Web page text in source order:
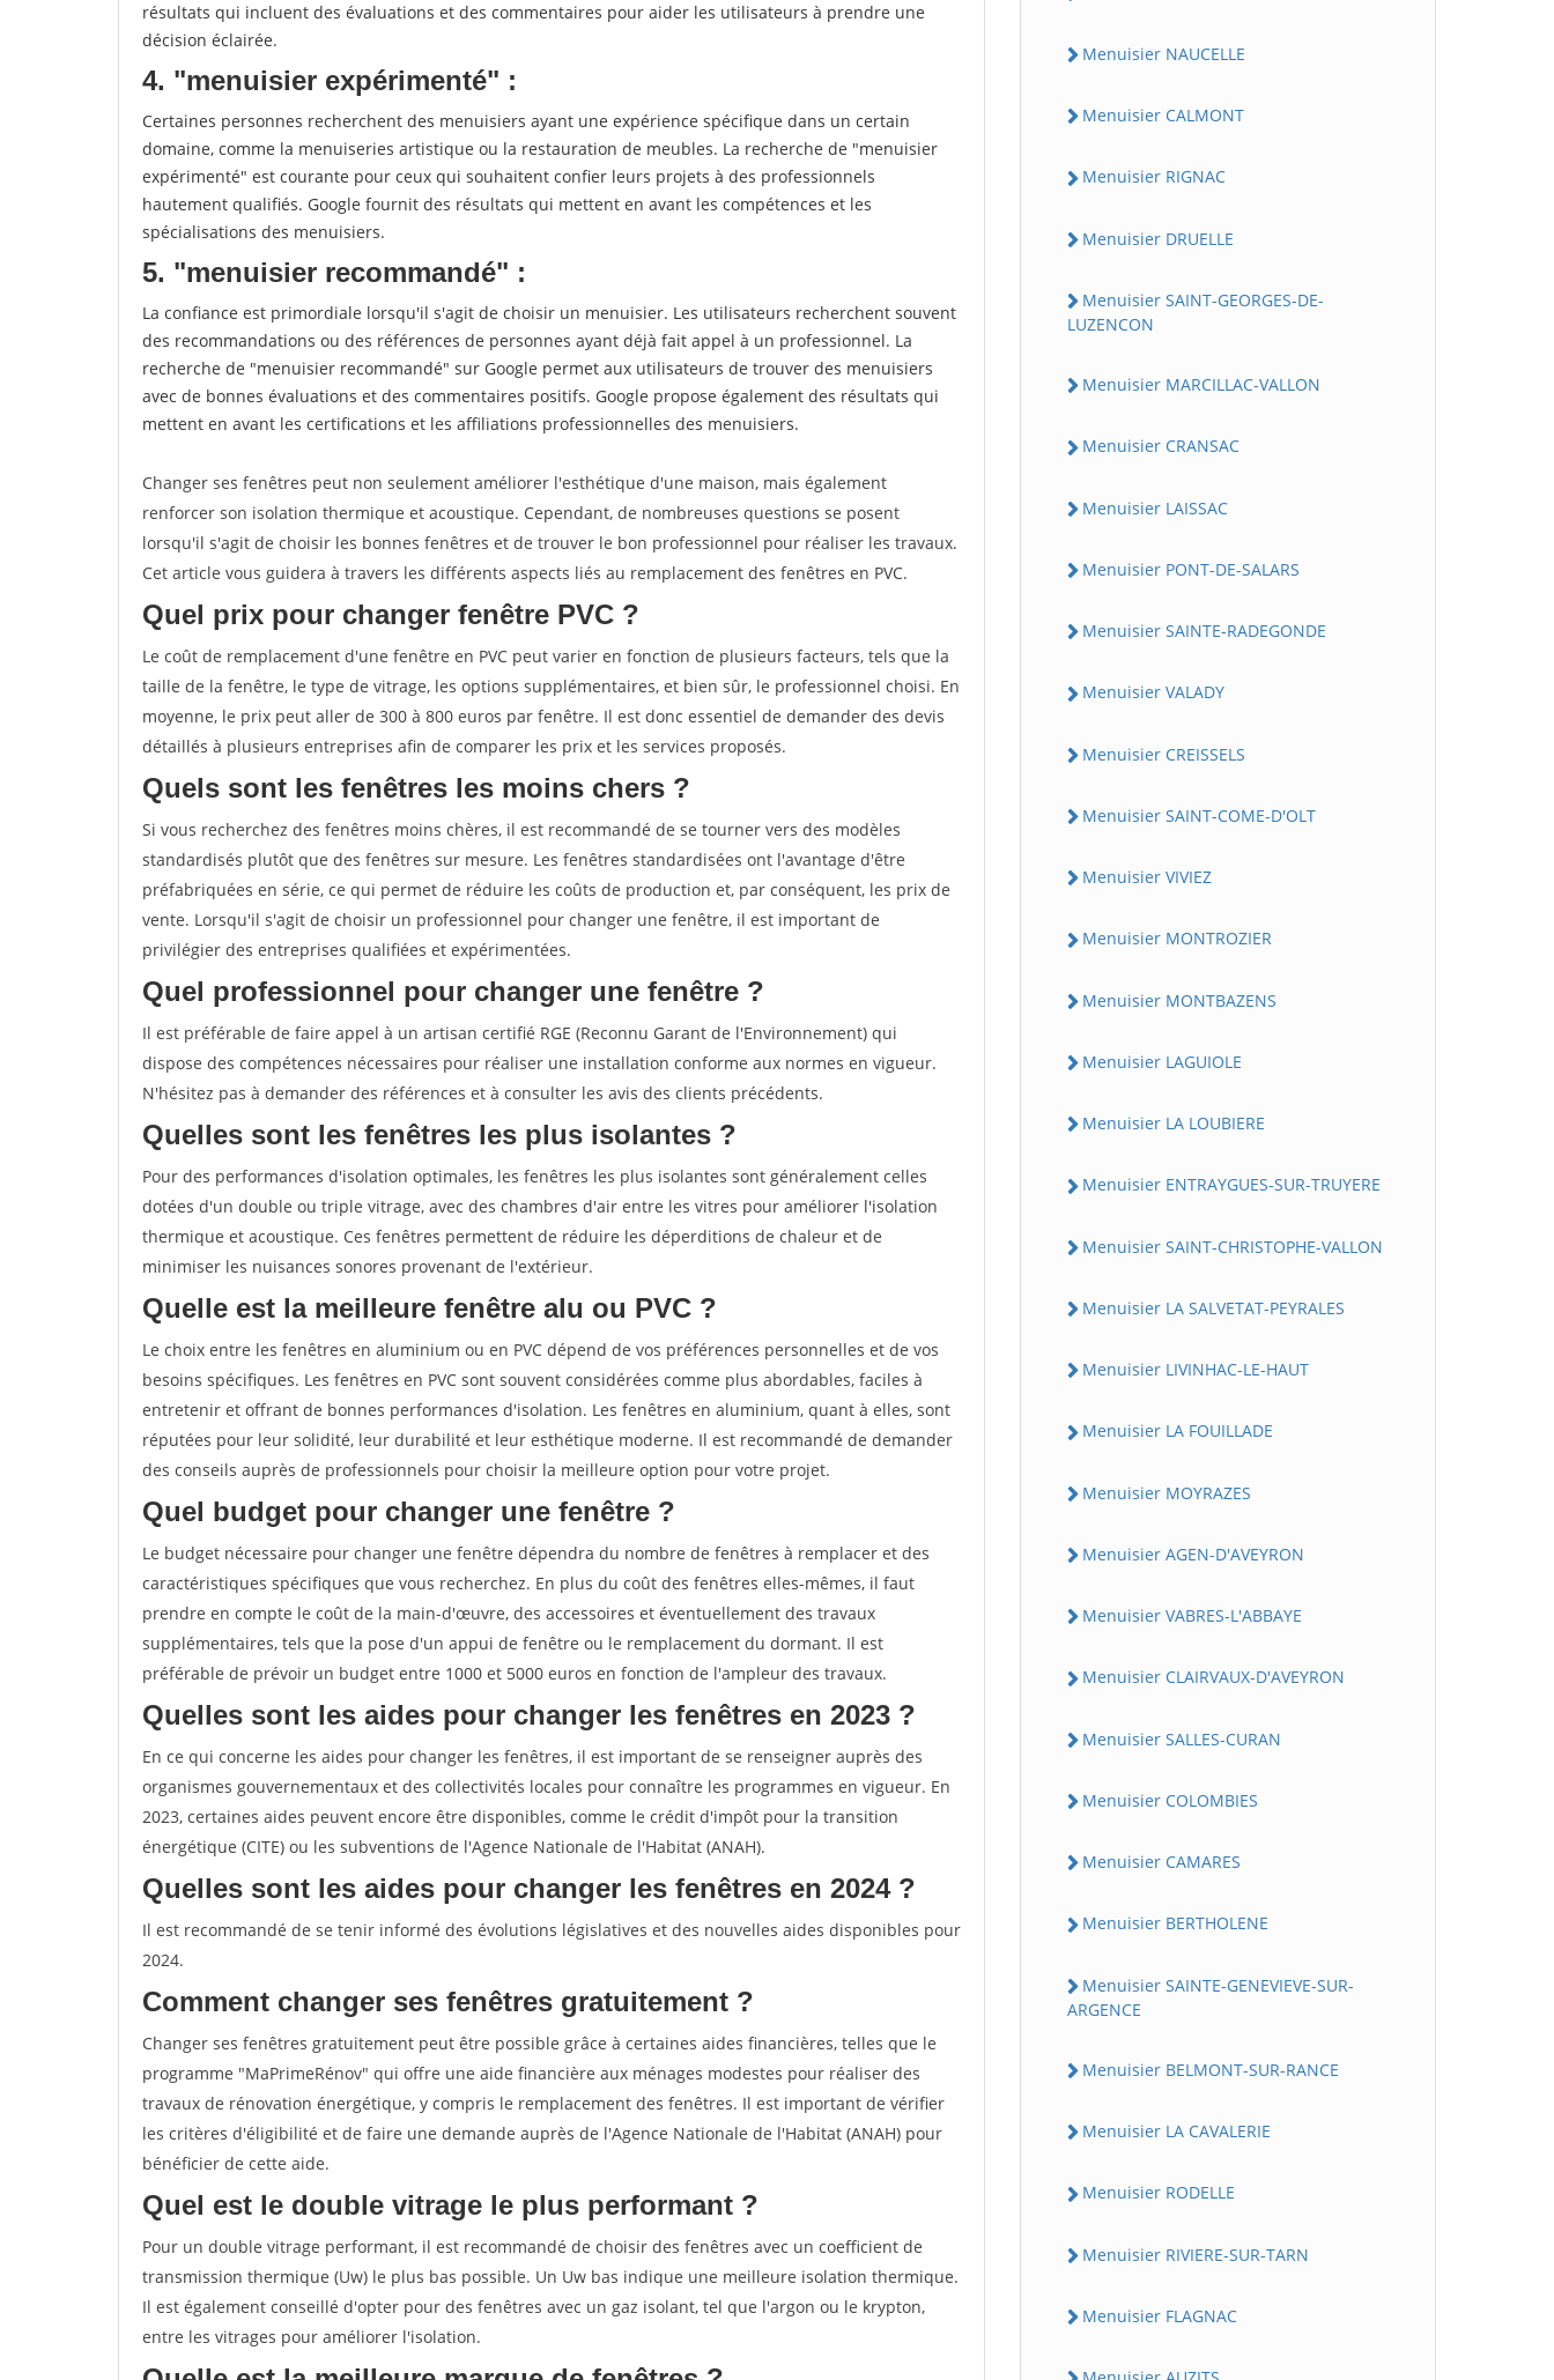
résultats qui incluent des évaluations et des commentaires pour aider les utilisateurs à prendre une
décision éclairée.
4. "menuisier expérimenté" :
Certaines personnes recherchent des menuisiers ayant une expérience spécifique dans un certain
domaine, comme la menuiseries artistique ou la restauration de meubles. La recherche de "menuisier
expérimenté" est courante pour ceux qui souhaitent confier leurs projets à des professionnels
hautement qualifiés. Google fournit des résultats qui mettent en avant les compétences et les
spécialisations des menuisiers.
5. "menuisier recommandé" :
La confiance est primordiale lorsqu'il s'agit de choisir un menuisier. Les utilisateurs recherchent souvent
des recommandations ou des références de personnes ayant déjà fait appel à un professionnel. La
recherche de "menuisier recommandé" sur Google permet aux utilisateurs de trouver des menuisiers
avec de bonnes évaluations et des commentaires positifs. Google propose également des résultats qui
mettent en avant les certifications et les affiliations professionnelles des menuisiers.
Changer ses fenêtres peut non seulement améliorer l'esthétique d'une maison, mais également
renforcer son isolation thermique et acoustique. Cependant, de nombreuses questions se posent
lorsqu'il s'agit de choisir les bonnes fenêtres et de trouver le bon professionnel pour réaliser les travaux.
Cet article vous guidera à travers les différents aspects liés au remplacement des fenêtres en PVC.
Quel prix pour changer fenêtre PVC ?
Le coût de remplacement d'une fenêtre en PVC peut varier en fonction de plusieurs facteurs, tels que la
taille de la fenêtre, le type de vitrage, les options supplémentaires, et bien sûr, le professionnel choisi. En
moyenne, le prix peut aller de 300 à 800 euros par fenêtre. Il est donc essentiel de demander des devis
détaillés à plusieurs entreprises afin de comparer les prix et les services proposés.
Quels sont les fenêtres les moins chers ?
Si vous recherchez des fenêtres moins chères, il est recommandé de se tourner vers des modèles
standardisés plutôt que des fenêtres sur mesure. Les fenêtres standardisées ont l'avantage d'être
préfabriquées en série, ce qui permet de réduire les coûts de production et, par conséquent, les prix de
vente. Lorsqu'il s'agit de choisir un professionnel pour changer une fenêtre, il est important de
privilégier des entreprises qualifiées et expérimentées.
Quel professionnel pour changer une fenêtre ?
Il est préférable de faire appel à un artisan certifié RGE (Reconnu Garant de l'Environnement) qui
dispose des compétences nécessaires pour réaliser une installation conforme aux normes en vigueur.
N'hésitez pas à demander des références et à consulter les avis des clients précédents.
Quelles sont les fenêtres les plus isolantes ?
Pour des performances d'isolation optimales, les fenêtres les plus isolantes sont généralement celles
dotées d'un double ou triple vitrage, avec des chambres d'air entre les vitres pour améliorer l'isolation
thermique et acoustique. Ces fenêtres permettent de réduire les déperditions de chaleur et de
minimiser les nuisances sonores provenant de l'extérieur.
Quelle est la meilleure fenêtre alu ou PVC ?
Le choix entre les fenêtres en aluminium ou en PVC dépend de vos préférences personnelles et de vos
besoins spécifiques. Les fenêtres en PVC sont souvent considérées comme plus abordables, faciles à
entretenir et offrant de bonnes performances d'isolation. Les fenêtres en aluminium, quant à elles, sont
réputées pour leur solidité, leur durabilité et leur esthétique moderne. Il est recommandé de demander
des conseils auprès de professionnels pour choisir la meilleure option pour votre projet.
Quel budget pour changer une fenêtre ?
Le budget nécessaire pour changer une fenêtre dépendra du nombre de fenêtres à remplacer et des
caractéristiques spécifiques que vous recherchez. En plus du coût des fenêtres elles-mêmes, il faut
prendre en compte le coût de la main-d'œuvre, des accessoires et éventuellement des travaux
supplémentaires, tels que la pose d'un appui de fenêtre ou le remplacement du dormant. Il est
préférable de prévoir un budget entre 1000 et 5000 euros en fonction de l'ampleur des travaux.
Quelles sont les aides pour changer les fenêtres en 2023 ?
En ce qui concerne les aides pour changer les fenêtres, il est important de se renseigner auprès des
organismes gouvernementaux et des collectivités locales pour connaître les programmes en vigueur. En
2023, certaines aides peuvent encore être disponibles, comme le crédit d'impôt pour la transition
énergétique (CITE) ou les subventions de l'Agence Nationale de l'Habitat (ANAH).
Quelles sont les aides pour changer les fenêtres en 2024 ?
Il est recommandé de se tenir informé des évolutions législatives et des nouvelles aides disponibles pour
2024.
Comment changer ses fenêtres gratuitement ?
Changer ses fenêtres gratuitement peut être possible grâce à certaines aides financières, telles que le
programme "MaPrimeRénov" qui offre une aide financière aux ménages modestes pour réaliser des
travaux de rénovation énergétique, y compris le remplacement des fenêtres. Il est important de vérifier
les critères d'éligibilité et de faire une demande auprès de l'Agence Nationale de l'Habitat (ANAH) pour
bénéficier de cette aide.
Quel est le double vitrage le plus performant ?
Pour un double vitrage performant, il est recommandé de choisir des fenêtres avec un coefficient de
transmission thermique (Uw) le plus bas possible. Un Uw bas indique une meilleure isolation thermique.
Il est également conseillé d'opter pour des fenêtres avec un gaz isolant, tel que l'argon ou le krypton,
entre les vitrages pour améliorer l'isolation.
Menuisier NAUCELLE
Menuisier CALMONT
Menuisier RIGNAC
Menuisier DRUELLE
Menuisier SAINT-GEORGES-DE-
LUZENCON
Menuisier MARCILLAC-VALLON
Menuisier CRANSAC
Menuisier LAISSAC
Menuisier PONT-DE-SALARS
Menuisier SAINTE-RADEGONDE
Menuisier VALADY
Menuisier CREISSELS
Menuisier SAINT-COME-D'OLT
Menuisier VIVIEZ
Menuisier MONTROZIER
Menuisier MONTBAZENS
Menuisier LAGUIOLE
Menuisier LA LOUBIERE
Menuisier ENTRAYGUES-SUR-TRUYERE
Menuisier SAINT-CHRISTOPHE-VALLON
Menuisier LA SALVETAT-PEYRALES
Menuisier LIVINHAC-LE-HAUT
Menuisier LA FOUILLADE
Menuisier MOYRAZES
Menuisier AGEN-D'AVEYRON
Menuisier VABRES-L'ABBAYE
Menuisier CLAIRVAUX-D'AVEYRON
Menuisier SALLES-CURAN
Menuisier COLOMBIES
Menuisier CAMARES
Menuisier BERTHOLENE
Menuisier SAINTE-GENEVIEVE-SUR-
ARGENCE
Menuisier BELMONT-SUR-RANCE
Menuisier LA CAVALERIE
Menuisier RODELLE
Menuisier RIVIERE-SUR-TARN
Menuisier FLAGNAC